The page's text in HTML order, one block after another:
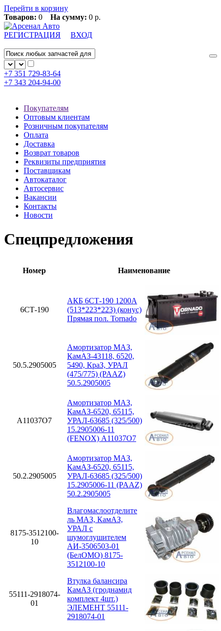
Перейти в корзину
Товаров: 0 На сумму: 0 р.
РЕГИСТРАЦИЯ ВХОД
+7 351 729-83-64
+7 343 204-94-00
Покупателям
Оптовым клиентам
Розничным покупателям
Оплата
Доставка
Возврат товаров
Реквизиты предприятия
Поставщикам
Автокаталог
Автосервис
Вакансии
Контакты
Новости
Спецпредложения
Номер Наименование
6СТ-190
АКБ 6СТ-190 1200А
(513*223*223) (конус)
Прямая пол. Tornado
50.5.2905005
Амортизатор МАЗ,
КамАЗ-43118, 6520,
5490, КраЗ, УРАЛ
(475/775) (PAAZ)
50.5.2905005
A11037O7
Амортизатор МАЗ,
КамАЗ-6520, 65115,
УРАЛ-63685 (325/500)
15.2905006-11
(FENOX) A11037O7
50.2.2905005
Амортизатор МАЗ,
КамАЗ-6520, 65115,
УРАЛ-63685 (325/500)
15.2905006-11 (PAAZ)
50.2.2905005
8175-3512100-
10
Влагомаслоотделите
ль МАЗ, КамАЗ,
УРАЛ с
шумоглушителем
АИ-3506503-01
(БелОМО) 8175-
3512100-10
55111-2918074-
01
Втулка балансира
КамАЗ (гроднамид
комплект 4шт.)
ЭЛЕМЕНТ 55111-
2918074-01